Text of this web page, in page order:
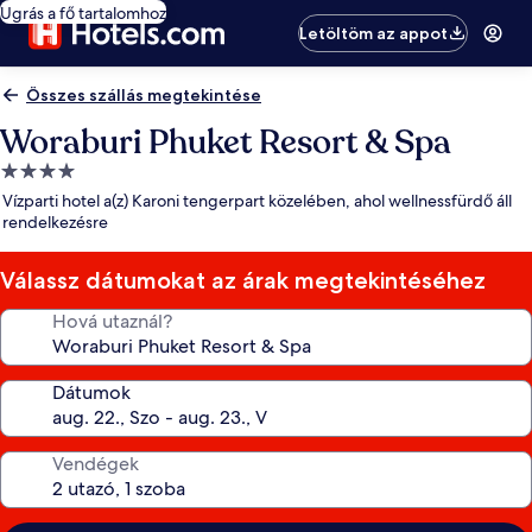
Ugrás a fő tartalomhoz
Letöltöm az appot
Összes szállás megtekintése
Woraburi Phuket Resort & Spa
4.0
csillagos
szálláshely
Vízparti hotel a(z) Karoni tengerpart közelében, ahol wellnessfürdő áll
rendelkezésre
Válassz dátumokat az árak megtekintéséhez
Hová utaznál?
Dátumok
Vendégek